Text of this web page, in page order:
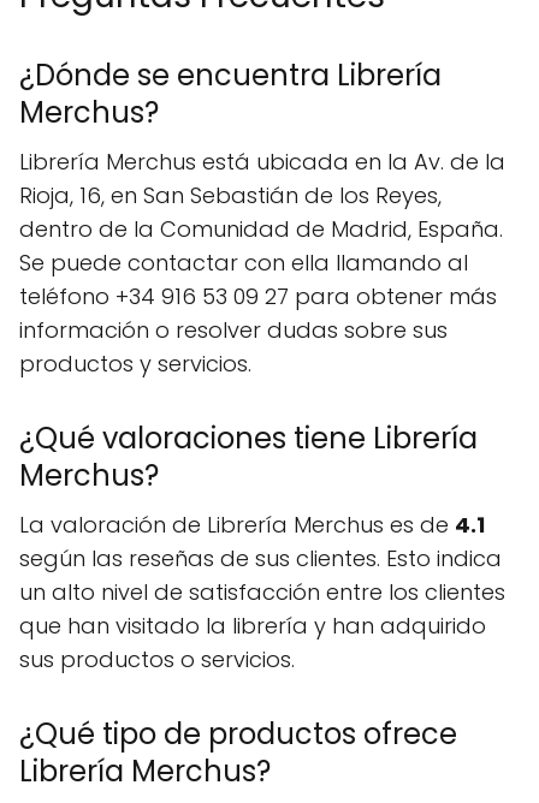
¿Dónde se encuentra Librería
Merchus?
Librería Merchus está ubicada en la Av. de la
Rioja, 16, en San Sebastián de los Reyes,
dentro de la Comunidad de Madrid, España.
Se puede contactar con ella llamando al
teléfono +34 916 53 09 27 para obtener más
información o resolver dudas sobre sus
productos y servicios.
¿Qué valoraciones tiene Librería
Merchus?
La valoración de Librería Merchus es de 4.1
según las reseñas de sus clientes. Esto indica
un alto nivel de satisfacción entre los clientes
que han visitado la librería y han adquirido
sus productos o servicios.
¿Qué tipo de productos ofrece
Librería Merchus?